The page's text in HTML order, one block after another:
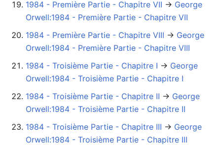
1984 - Première Partie - Chapitre VII →‎ George
Orwell:1984 - Première Partie - Chapitre VII
1984 - Première Partie - Chapitre VIII →‎ George
Orwell:1984 - Première Partie - Chapitre VIII
1984 - Troisième Partie - Chapitre I →‎ George
Orwell:1984 - Troisième Partie - Chapitre I
1984 - Troisième Partie - Chapitre II →‎ George
Orwell:1984 - Troisième Partie - Chapitre II
1984 - Troisième Partie - Chapitre III →‎ George
Orwell:1984 - Troisième Partie - Chapitre III